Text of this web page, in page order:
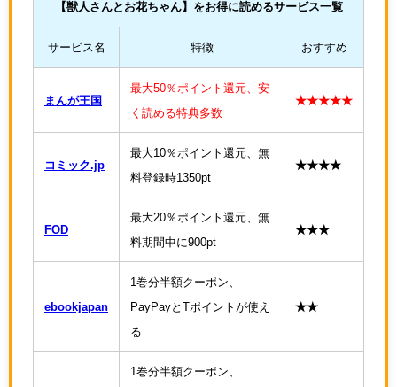
【獣人さんとお花ちゃん】をお得に読めるサービス一覧
サービス名 特徴 おすすめ
まんが王国
最大50％ポイント還元、安
く読める特典多数
★★★★★
コミック.jp
最大10％ポイント還元、無
料登録時1350pt
★★★★
FOD
最大20％ポイント還元、無
料期間中に900pt
★★★
ebookjapan
1巻分半額クーポン、
PayPayとTポイントが使え
る
★★
1巻分半額クーポン、